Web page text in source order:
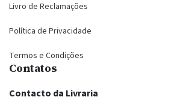
Livro de Reclamações
Política de Privacidade
Termos e Condições
Contatos
Contacto da Livraria